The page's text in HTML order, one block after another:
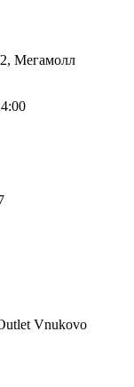
Мегамолл
Vnukovo